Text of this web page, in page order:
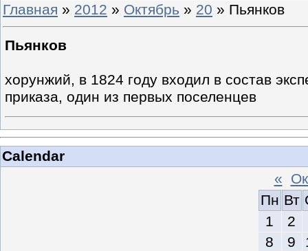
Главная » 2012 » Октябрь » 20 » Пьянков
Пьянков
хорунжий, в 1824 году входил в состав
приказа, один из первых поселенцев
Calendar
«
Пн Вт
1
2
8
9